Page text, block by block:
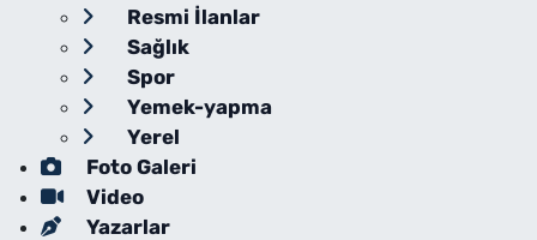
Resmi İlanlar
Sağlık
Spor
Yemek-yapma
Yerel
Foto Galeri
Video
Yazarlar